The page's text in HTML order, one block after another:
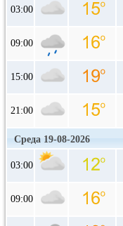
03:00
09:00
15:00
21:00
Среда 19-08-2026
03:00
09:00